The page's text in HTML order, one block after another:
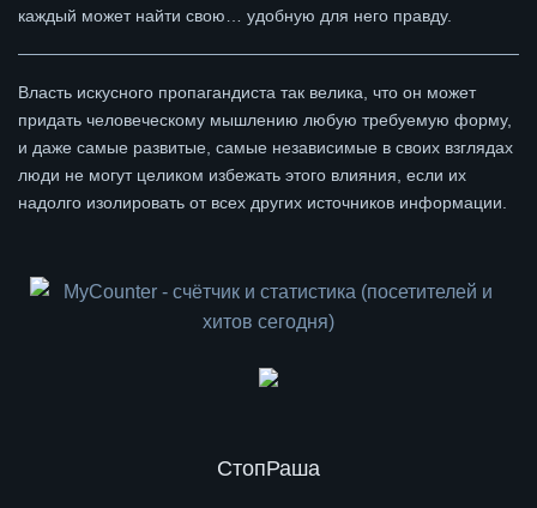
каждый может найти свою… удобную для него правду.
Власть искусного пропагандиста так велика, что он может
придать человеческому мышлению любую требуемую форму,
и даже самые развитые, самые независимые в своих взглядах
люди не могут целиком избежать этого влияния, если их
надолго изолировать от всех других источников информации.
СтопРаша